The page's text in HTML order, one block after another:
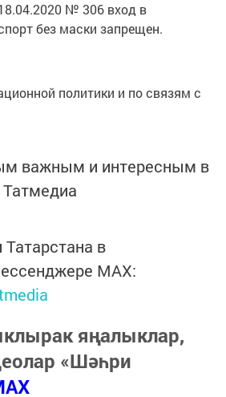
№ 306 вход в
без маски запрещен.
политики и по связям с
важным и интересным в
Татмедиа
Татарстана в
MАХ:
яңалыклар,
«Шәһри